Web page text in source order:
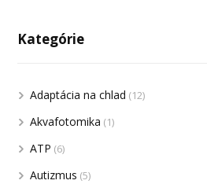
Kategórie
Adaptácia na chlad (12)
Akvafotomika (1)
ATP (6)
Autizmus (5)